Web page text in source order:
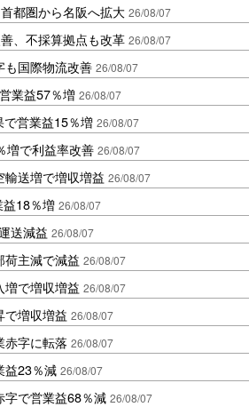
都圏から名阪へ拡大 26/08/07
、不採算拠点も改革 26/08/07
も国際物流改善 26/08/07
業益57％増 26/08/07
営業益15％増 26/08/07
増で利益率改善 26/08/07
輸送増で増収増益 26/08/07
18％増 26/08/07
送減益 26/08/07
荷主減で減益 26/08/07
で増収増益 26/08/07
で増収増益 26/08/07
赤字に転落 26/08/07
益23％減 26/08/07
字で営業益68％減 26/08/07